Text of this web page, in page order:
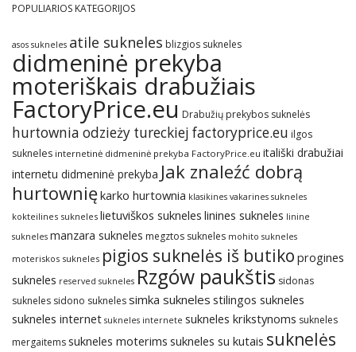
POPULIARIOS KATEGORIJOS
asos sukneles atile sukneles blizgios sukneles
didmeninė prekyba
moteriškais drabužiais
FactoryPrice.eu Drabužių prekybos suknelės
hurtownia odzieży tureckiej factoryprice.eu ilgos
sukneles internetinė didmeninė prekyba FactoryPrice.eu itališki drabužiai
internetu didmeninė prekyba Jak znaleźć dobrą
hurtowniękarko hurtownia klasikines vakarines sukneles
kokteilines sukneles lietuviškos sukneles linines sukneles linine
sukneles manzara sukneles megztos sukneles mohito sukneles
moteriskos sukneles pigios suknelės iš butiko progines
sukneles reserved sukneles Rzgów paukštis sidonas
sukneles sidono suknelessimka sukneles stilingos sukneles
sukneles internet sukneles internete sukneles krikstynoms sukneles
mergaitemssukneles moterims sukneles su kutais suknelės